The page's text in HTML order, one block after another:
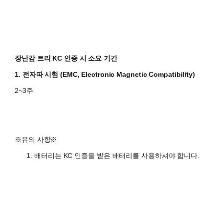
장난감 트리 KC 인증 시 소요 기간
1. 전자파 시험 (EMC, Electronic Magnetic Compatibility)
2~3주
​※유의 사항※
배터리는 KC 인증을 받은 배터리를 사용하셔야 합니다.